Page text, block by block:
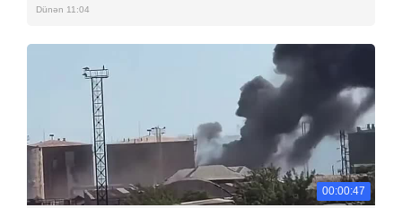
Dünən 11:04
00:00:47